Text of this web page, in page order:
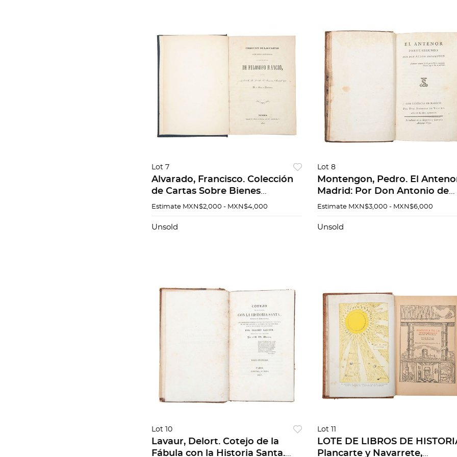
Lot 7
Alvarado, Francisco. Colección
de Cartas Sobre Bienes
Eclesiásticos que bajo el título
México, 1851
Estimate MXN$2,000 - MXN$4,000
Unsold
Lot 8
Montengon, Pedro. El
Madrid: Por Don Antonio de
Sancha, 1788. Tomos I - II. Pzs
Estimate MXN$3,000 - MXN$6,000
Unsold
Lot 10
Lavaur, Delort. Cotejo de la
Fábula con la Historia Santa.
Lot 11
LOTE DE LIBROS DE
Plancarte y Navarrete,